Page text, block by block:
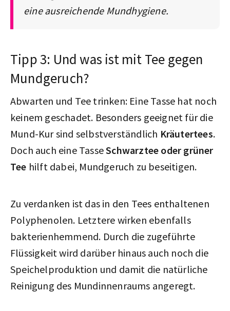
eine ausreichende Mundhygiene.
Tipp 3: Und was ist mit Tee gegen
Mundgeruch?
Abwarten und Tee trinken: Eine Tasse hat noch
keinem geschadet. Besonders geeignet für die
Mund-Kur sind selbstverständlich Kräutertees.
Doch auch eine TasseSchwarztee oder grüner
Tee hilft dabei, Mundgeruch zu beseitigen.
Zu verdanken ist das in den Tees enthaltenen
Polyphenolen. Letztere wirken ebenfalls
bakterienhemmend. Durch die zugeführte
Flüssigkeit wird darüber hinaus auch noch die
Speichelproduktion und damit die natürliche
Reinigung des Mundinnenraums angeregt.